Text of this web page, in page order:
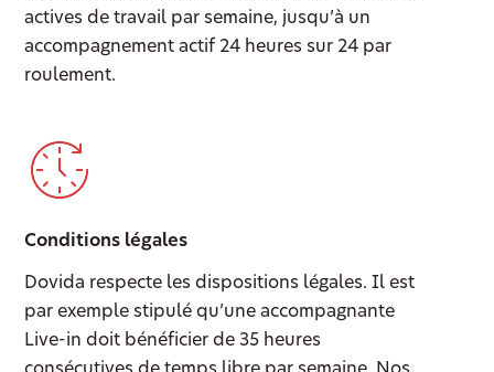
actives de travail par semaine, jusqu’à un
accompagnement actif 24 heures sur 24 par
roulement.
Conditions légales
Dovida respecte les dispositions légales. Il est
par exemple stipulé qu’une accompagnante
Live-in doit bénéficier de 35 heures